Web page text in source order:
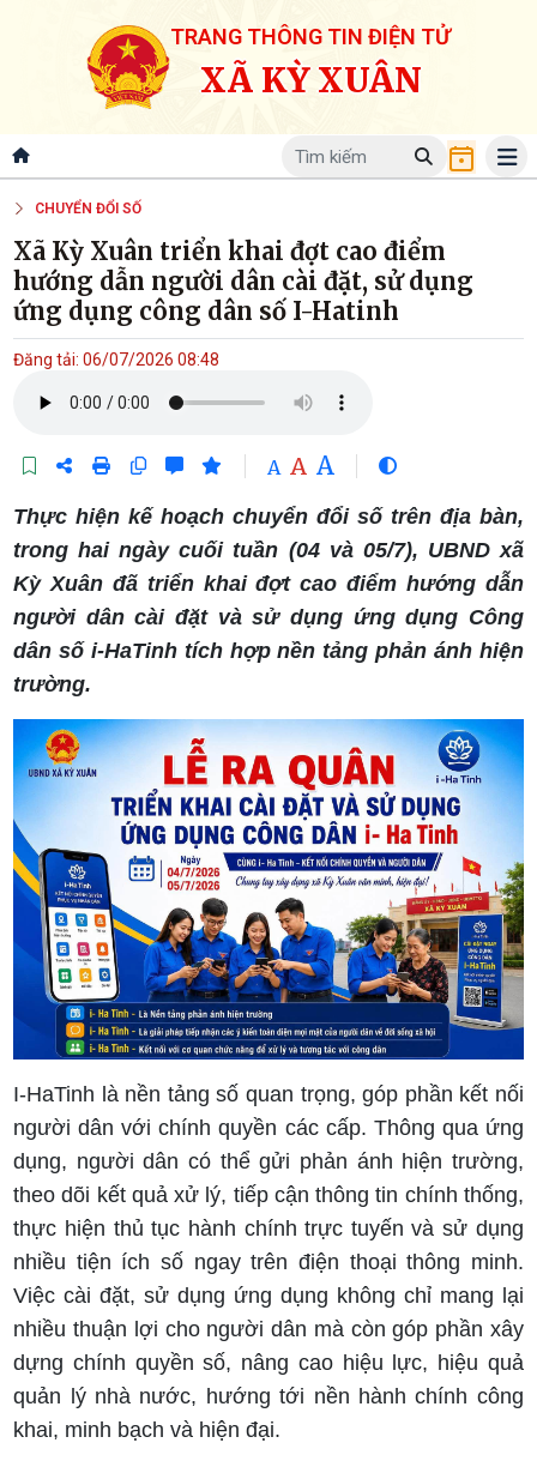
TRANG THÔNG TIN ĐIỆN TỬ
XÃ KỲ XUÂN
CHUYỂN ĐỔI SỐ
Xã Kỳ Xuân triển khai đợt cao điểm
hướng dẫn người dân cài đặt, sử dụng
ứng dụng công dân số I-Hatinh
Đăng tải: 06/07/2026 08:48
A A A
Thực hiện kế hoạch chuyển đổi số trên địa bàn,
trong hai ngày cuối tuần (04 và 05/7), UBND xã
Kỳ Xuân đã triển khai đợt cao điểm hướng dẫn
người dân cài đặt và sử dụng ứng dụng Công
dân số i-HaTinh tích hợp nền tảng phản ánh hiện
trường.
I-HaTinh là nền tảng số quan trọng, góp phần kết nối
người dân với chính quyền các cấp. Thông qua ứng
dụng, người dân có thể gửi phản ánh hiện trường,
theo dõi kết quả xử lý, tiếp cận thông tin chính thống,
thực hiện thủ tục hành chính trực tuyến và sử dụng
nhiều tiện ích số ngay trên điện thoại thông minh.
Việc cài đặt, sử dụng ứng dụng không chỉ mang lại
nhiều thuận lợi cho người dân mà còn góp phần xây
dựng chính quyền số, nâng cao hiệu lực, hiệu quả
quản lý nhà nước, hướng tới nền hành chính công
khai, minh bạch và hiện đại.